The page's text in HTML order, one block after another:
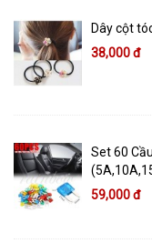
Dây cột
38,000 đ
Set 60
59,000 đ